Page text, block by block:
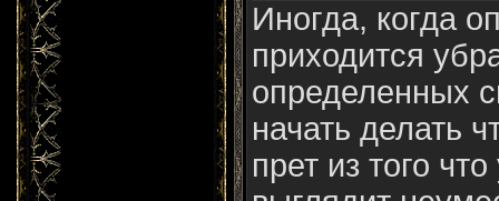
Иногда, когда
приходится
определенных
начать делать
прет из того